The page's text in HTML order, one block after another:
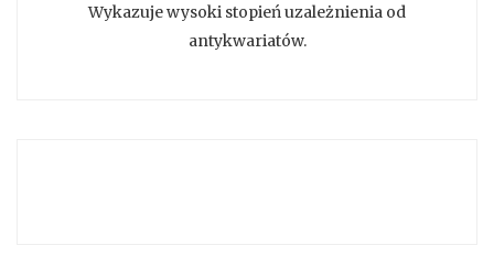
Wykazuje wysoki stopień uzależnienia od
antykwariatów.